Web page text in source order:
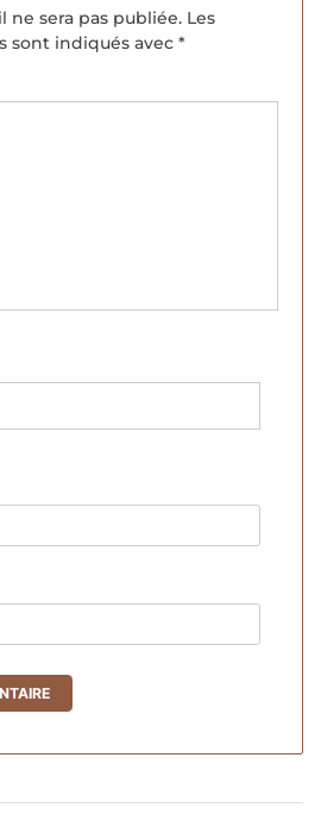
ne sera pas publiée. Les
sont indiqués avec *